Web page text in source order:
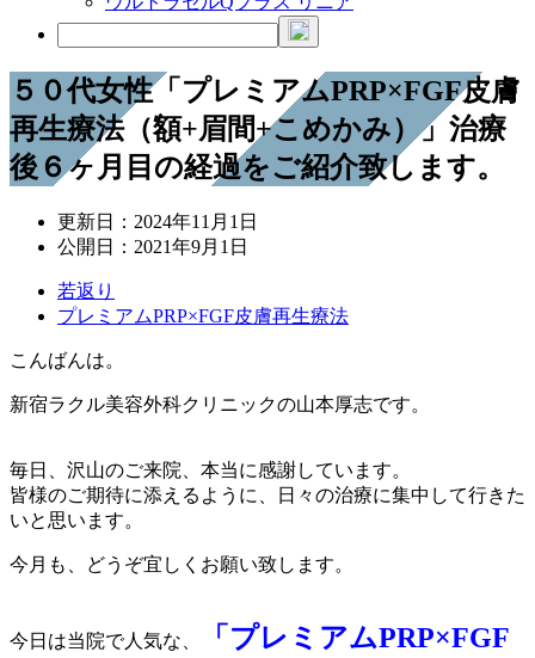
５０代女性「プレミアムPRP×FGF皮膚
再生療法（額+眉間+こめかみ）」治療
後６ヶ月目の経過をご紹介致します。
更新日： 2024年11月1日
公開日： 2021年9月1日
若返り
プレミアムPRP×FGF皮膚再生療法
こんばんは。
新宿ラクル美容外科クリニックの山本厚志です。
毎日、沢山のご来院、本当に感謝しています。
皆様のご期待に添えるように、日々の治療に集中して行きた
いと思います。
今月も、どうぞ宜しくお願い致します。
今日は当院で人気な、
「プレミアムPRP×FGF